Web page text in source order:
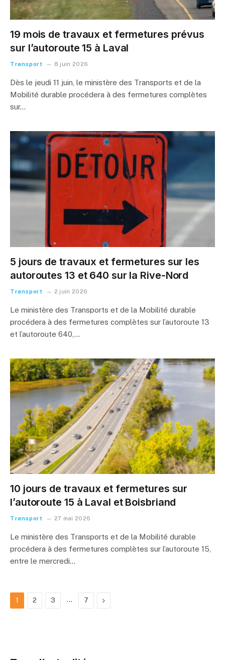
19 mois de travaux et fermetures prévus
sur l’autoroute 15 à Laval
Transport 8 juin 2026
Dès le jeudi 11 juin, le ministère des Transports et de la
Mobilité durable procédera à des fermetures complètes
sur…
5 jours de travaux et fermetures sur les
autoroutes 13 et 640 sur la Rive-Nord
Transport 2 juin 2026
Le ministère des Transports et de la Mobilité durable
procédera à des fermetures complètes sur l’autoroute 13
et l’autoroute 640,…
10 jours de travaux et fermetures sur
l’autoroute 15 à Laval et Boisbriand
Transport 27 mai 2026
Le ministère des Transports et de la Mobilité durable
procédera à des fermetures complètes sur l’autoroute 15,
entre le mercredi…
1 2 3 … 7 Next